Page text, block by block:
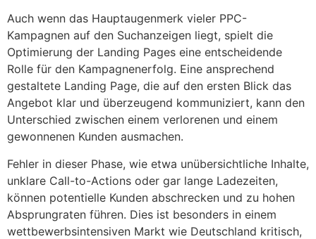
Auch wenn das Hauptaugenmerk vieler PPC-
Kampagnen auf den Suchanzeigen liegt, spielt die
Optimierung der Landing Pages eine entscheidende
Rolle für den Kampagnenerfolg. Eine ansprechend
gestaltete Landing Page, die auf den ersten Blick das
Angebot klar und überzeugend kommuniziert, kann den
Unterschied zwischen einem verlorenen und einem
gewonnenen Kunden ausmachen.
Fehler in dieser Phase, wie etwa unübersichtliche Inhalte,
unklare Call-to-Actions oder gar lange Ladezeiten,
können potentielle Kunden abschrecken und zu hohen
Absprungraten führen. Dies ist besonders in einem
wettbewerbsintensiven Markt wie Deutschland kritisch,